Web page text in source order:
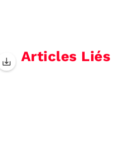
Articles Liés